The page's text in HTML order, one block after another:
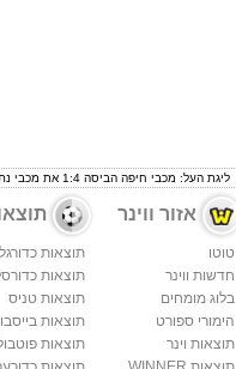
ליגת העל: מכבי חיפה הביסה 1:4 את מכבי נתניה
אזור ווינר
טוטו
חדשות ווינר
בלוג מומחים
הימורי ספורט
תוצאות וינר
תוצאות כדורגל
תוצאות
תוצאות טניס
תוצאות
תוצאות